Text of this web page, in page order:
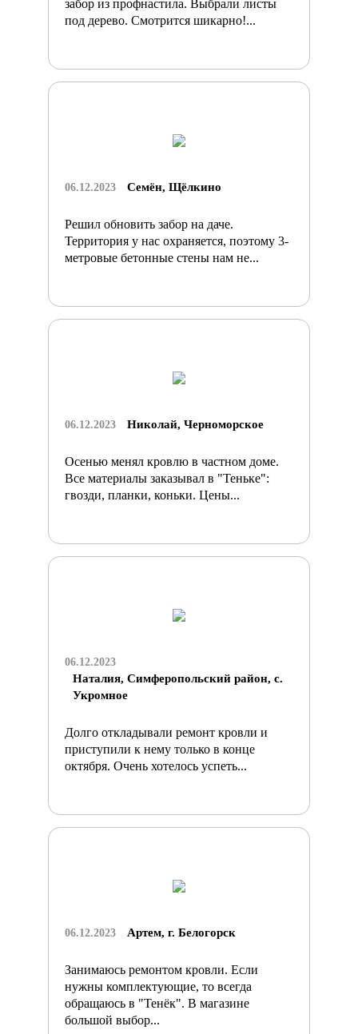
забор из профнастила. Выбрали листы
под дерево. Смотрится шикарно!...
06.12.2023 Семён, Щёлкино
Решил обновить забор на даче.
Территория у нас охраняется, поэтому 3-
метровые бетонные стены нам не...
06.12.2023 Николай, Черноморское
Осенью менял кровлю в частном доме.
Все материалы заказывал в "Теньке":
гвозди, планки, коньки. Цены...
06.12.2023
Наталия, Симферопольский район, с.
Укромное
Долго откладывали ремонт кровли и
приступили к нему только в конце
октября. Очень хотелось успеть...
06.12.2023 Артем, г. Белогорск
Занимаюсь ремонтом кровли. Если
нужны комплектующие, то всегда
обращаюсь в "Тенёк". В магазине
большой выбор...